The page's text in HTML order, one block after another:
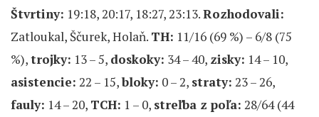
Štvrtiny: 19:18, 20:17, 18:27, 23:13.Rozhodovali:
Zatloukal, Ščurek, Holaň. TH: 11/16 (69 %) – 6/8 (75
%),trojky: 13 – 5, doskoky: 34 – 40, zisky: 14 – 10,
asistencie: 22 – 15,bloky: 0 – 2, straty: 23 – 26,
fauly: 14 – 20, TCH: 1 – 0, streľba z poľa: 28/64 (44